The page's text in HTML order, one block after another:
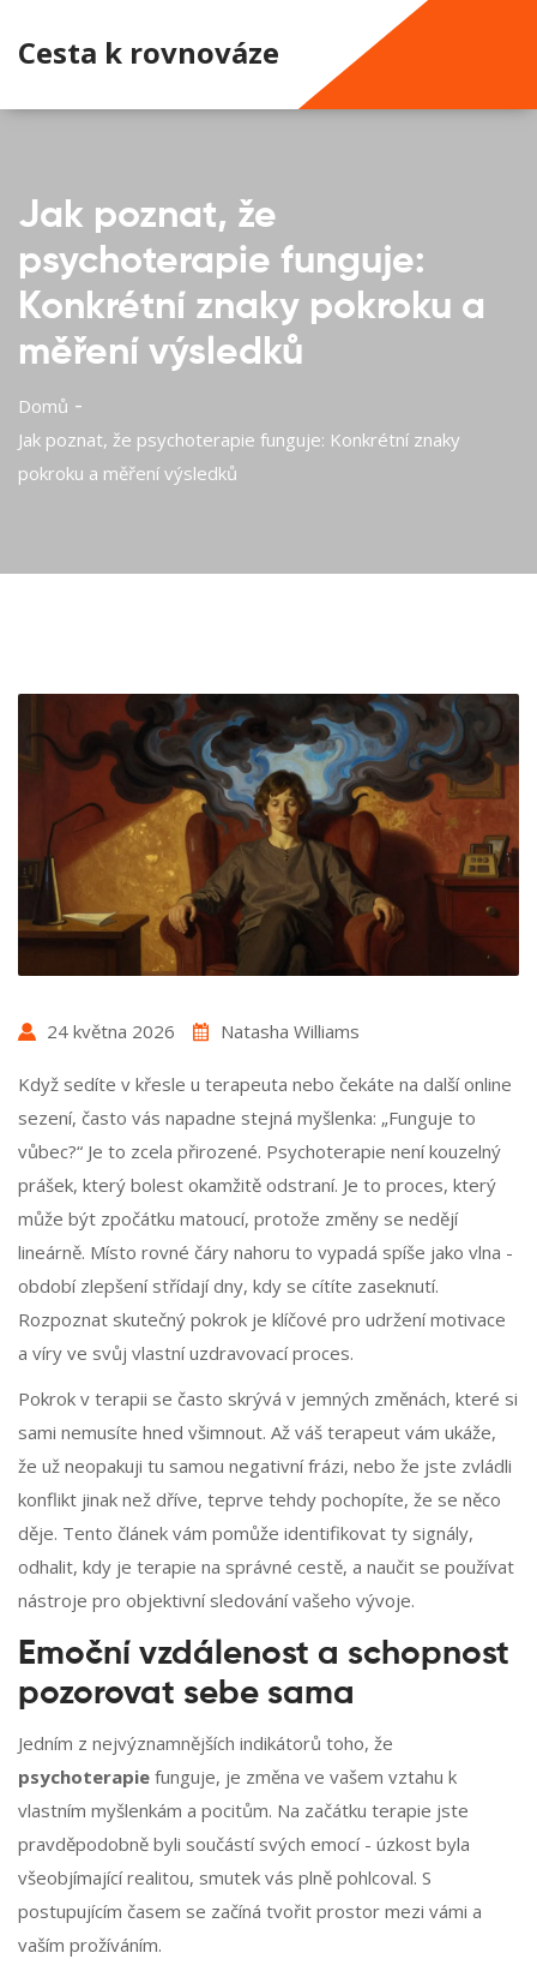
Cesta k rovnováze
Jak poznat, že
psychoterapie funguje:
Konkrétní znaky pokroku a
měření výsledků
Domů
Jak poznat, že psychoterapie funguje: Konkrétní znaky
pokroku a měření výsledků
24 května 2026 Natasha Williams
Když sedíte v křesle u terapeuta nebo čekáte na další online
sezení, často vás napadne stejná myšlenka: „Funguje to
vůbec?“ Je to zcela přirozené. Psychoterapie není kouzelný
prášek, který bolest okamžitě odstraní. Je to proces, který
může být zpočátku matoucí, protože změny se nedějí
lineárně. Místo rovné čáry nahoru to vypadá spíše jako vlna -
období zlepšení střídají dny, kdy se cítíte zaseknutí.
Rozpoznat skutečný pokrok je klíčové pro udržení motivace
a víry ve svůj vlastní uzdravovací proces.
Pokrok v terapii se často skrývá v jemných změnách, které si
sami nemusíte hned všimnout. Až váš terapeut vám ukáže,
že už neopakuji tu samou negativní frázi, nebo že jste zvládli
konflikt jinak než dříve, teprve tehdy pochopíte, že se něco
děje. Tento článek vám pomůže identifikovat ty signály,
odhalit, kdy je terapie na správné cestě, a naučit se používat
nástroje pro objektivní sledování vašeho vývoje.
Emoční vzdálenost a schopnost
pozorovat sebe sama
Jedním z nejvýznamnějších indikátorů toho, že
psychoterapie funguje, je změna ve vašem vztahu k
vlastním myšlenkám a pocitům. Na začátku terapie jste
pravděpodobně byli součástí svých emocí - úzkost byla
všeobjímající realitou, smutek vás plně pohlcoval. S
postupujícím časem se začíná tvořit prostor mezi vámi a
vaším prožíváním.